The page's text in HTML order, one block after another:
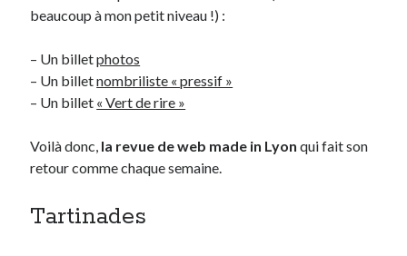
Entretien ménagerdansT’as vu quoi ? #52
JFdansC’était pas mieux avant… à Lyon
Anthonydans Comment j’ai opéré ma vélorution toute personnelle
Renaud DucherdansComment j’ai opéré ma vélorution toute
beaucoup à mon petit niveau !) :
– Un billetphotos
– Un billetnombriliste « pressif »
– Un billet « Vert de rire »
Voilà donc, la revue de web made in Lyon qui fait son
retour comme chaque semaine.
Tartinades